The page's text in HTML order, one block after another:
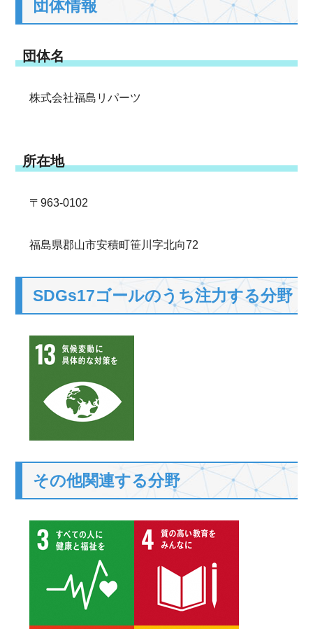
団体情報
団体名
株式会社福島リパーツ
所在地
〒963-0102
福島県郡山市安積町笹川字北向72
SDGs17ゴールのうち注力する分野
その他関連する分野